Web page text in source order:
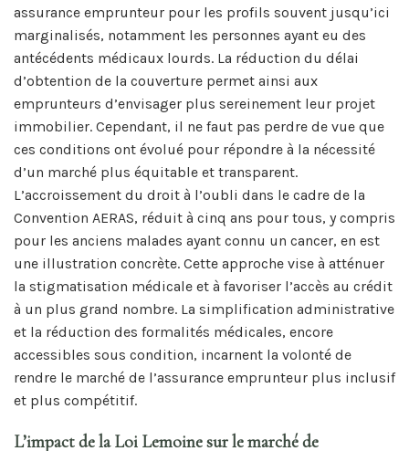
assurance emprunteur pour les profils souvent jusqu’ici
marginalisés, notamment les personnes ayant eu des
antécédents médicaux lourds. La réduction du délai
d’obtention de la couverture permet ainsi aux
emprunteurs d’envisager plus sereinement leur projet
immobilier. Cependant, il ne faut pas perdre de vue que
ces conditions ont évolué pour répondre à la nécessité
d’un marché plus équitable et transparent.
L’accroissement du droit à l’oubli dans le cadre de la
Convention AERAS, réduit à cinq ans pour tous, y compris
pour les anciens malades ayant connu un cancer, en est
une illustration concrète. Cette approche vise à atténuer
la stigmatisation médicale et à favoriser l’accès au crédit
à un plus grand nombre. La simplification administrative
et la réduction des formalités médicales, encore
accessibles sous condition, incarnent la volonté de
rendre le marché de l’assurance emprunteur plus inclusif
et plus compétitif.
L’impact de la Loi Lemoine sur le marché de